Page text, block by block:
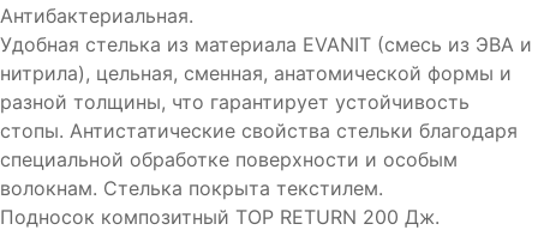
Антибактериальная.
Удобная стелька из материала EVANIT (смесь из ЭВА и
нитрила), цельная, сменная, анатомической формы и
разной толщины, что гарантирует устойчивость
стопы. Антистатические свойства стельки благодаря
специальной обработке поверхности и особым
волокнам. Стелька покрыта текстилем.
Подносок композитный TOP RETURN 200 Дж.